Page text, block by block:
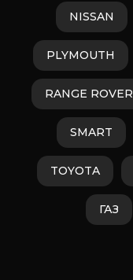
NISSAN
PLYMOUTH
RANGE ROVER
SMART
TOYOTA
ГАЗ